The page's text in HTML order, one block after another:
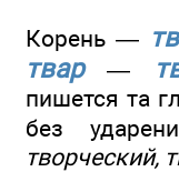
Корень —
твар—
пишется та
без
творческий,